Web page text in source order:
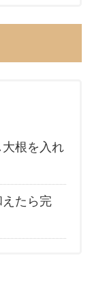
根を入れ
たら完